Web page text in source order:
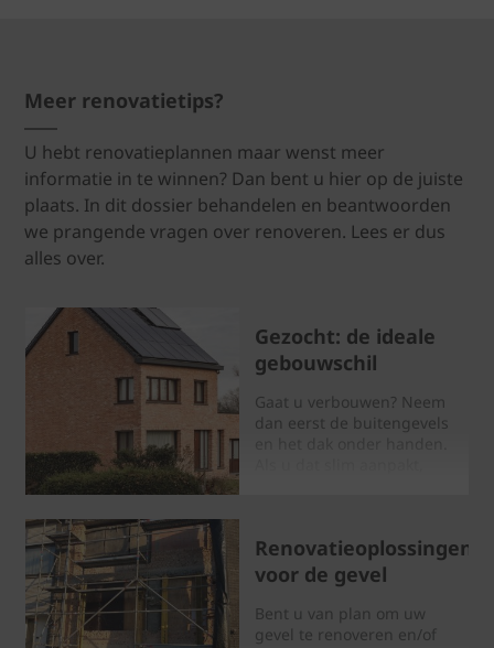
Meer renovatietips?
U hebt renovatieplannen maar wenst meer
informatie in te winnen? Dan bent u hier op de juiste
plaats. In dit dossier behandelen en beantwoorden
we prangende vragen over renoveren. Lees er dus
alles over.
Gezocht: de ideale
gebouwschil
Gaat u verbouwen? Neem
dan eerst de buitengevels
waarde.
Renovatieoplossingen
voor de gevel
Bent u van plan om uw
gevel te renoveren en/of